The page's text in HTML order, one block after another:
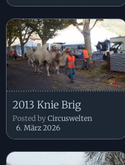
2013 Knie Brig
Posted by Circuswelten
6. März 2026